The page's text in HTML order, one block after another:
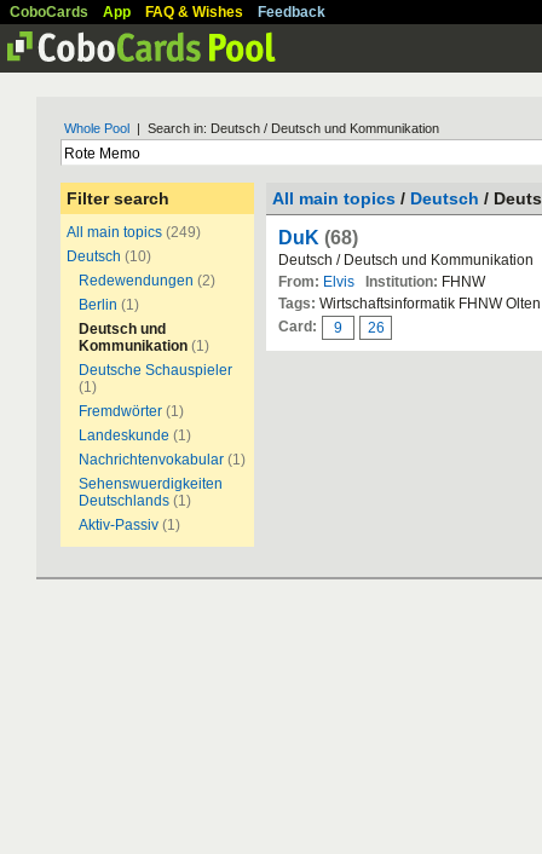
CoboCards App FAQ & Wishes Feedback
Whole Pool | Search in: Deutsch / Deutsch und Kommunikation
Filter search
All main topics (249)
Deutsch (10)
Redewendungen (2)
Berlin (1)
Deutsch und
Kommunikation (1)
Deutsche Schauspieler
(1)
Fremdwörter (1)
Landeskunde (1)
Nachrichtenvokabular (1)
Sehenswuerdigkeiten
Deutschlands (1)
Aktiv-Passiv (1)
All main topics / Deutsch /
DuK (68)
Deutsch / Deutsch und Kommunikation
From: Elvis Institution: FHNW
Tags: Wirtschaftsinformatik FHNW
Card:
9 26